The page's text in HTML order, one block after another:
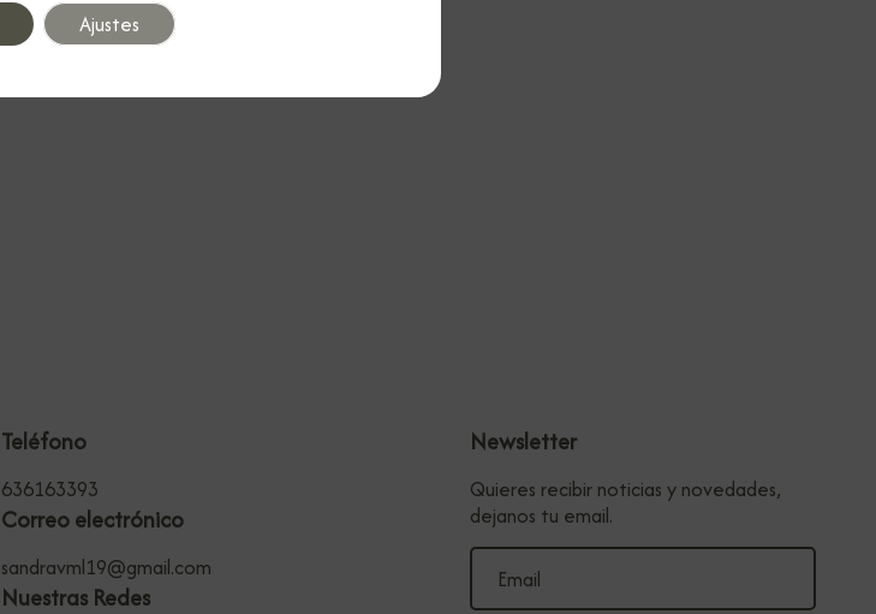
Teléfono
636163393
Correo electrónico
sandravml19@gmail.com
Nuestras Redes
Newsletter
Quieres recibir noticias y novedades,
dejanos tu email.
Ajustes